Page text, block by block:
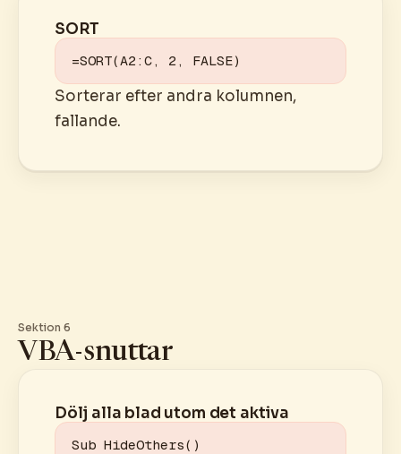
SORT
=SORT(A2:C, 2, FALSE)
Sorterar efter andra kolumnen,
fallande.
Sektion 6
VBA-snuttar
Dölj alla blad utom det aktiva
Sub HideOthers()